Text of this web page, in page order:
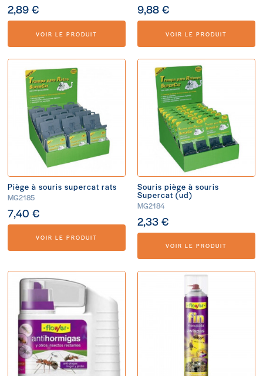
2,89 €
VOIR LE PRODUIT
9,88 €
VOIR LE PRODUIT
Piège à souris supercat rats
MG2185
7,40 €
VOIR LE PRODUIT
Souris piège à souris
Supercat (ud)
MG2184
2,33 €
VOIR LE PRODUIT